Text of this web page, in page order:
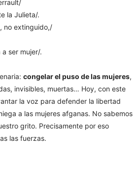
la Julieta/.
, no extinguido,/
ser mujer/.
congelar el puso de las mujeres,
invisibles, muertas… Hoy, con este
la voz para defender la libertad
a las mujeres afganas. No sabemos
grito. Precisamente por eso
las fuerzas.